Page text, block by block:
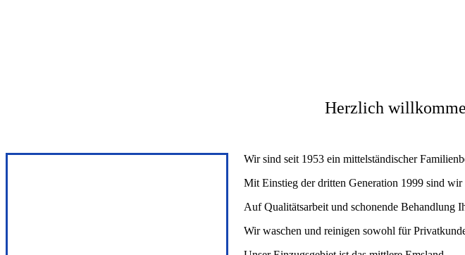
Herzlich
Wir sind seit 1953 ein mittelständischer
Mit Einstieg der dritten Generation 1999 sind wir
Auf Qualitätsarbeit und schonende Behandlung
Wir waschen und reinigen sowohl für